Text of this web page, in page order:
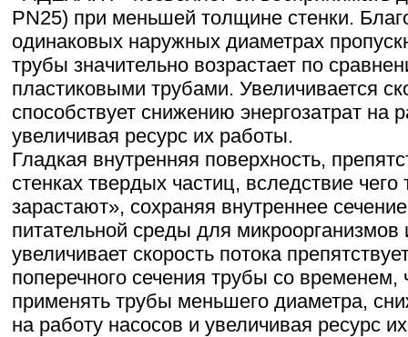
PN25) при меньшей толщине стенки.
одинаковых наружных диаметрах
трубы значительно возрастает по
пластиковыми трубами. Увеличивается
способствует снижению энергозатрат на
увеличивая ресурс их работы.
Гладкая внутренняя поверхность,
стенках твердых частиц, вследствие
зарастают», сохраняя внутреннее
питательной среды для микроорганизмов
увеличивает скорость потока
поперечного сечения трубы со временем,
применять трубы меньшего диаметра,
на работу насосов и увеличивая ресурс